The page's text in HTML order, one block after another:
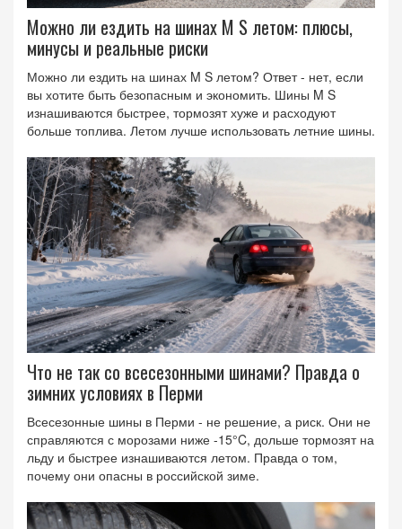
Можно ли ездить на шинах M S летом: плюсы,
минусы и реальные риски
Можно ли ездить на шинах M S летом? Ответ - нет, если
вы хотите быть безопасным и экономить. Шины M S
изнашиваются быстрее, тормозят хуже и расходуют
больше топлива. Летом лучше использовать летние шины.
Что не так со всесезонными шинами? Правда о
зимних условиях в Перми
Всесезонные шины в Перми - не решение, а риск. Они не
справляются с морозами ниже -15°C, дольше тормозят на
льду и быстрее изнашиваются летом. Правда о том,
почему они опасны в российской зиме.